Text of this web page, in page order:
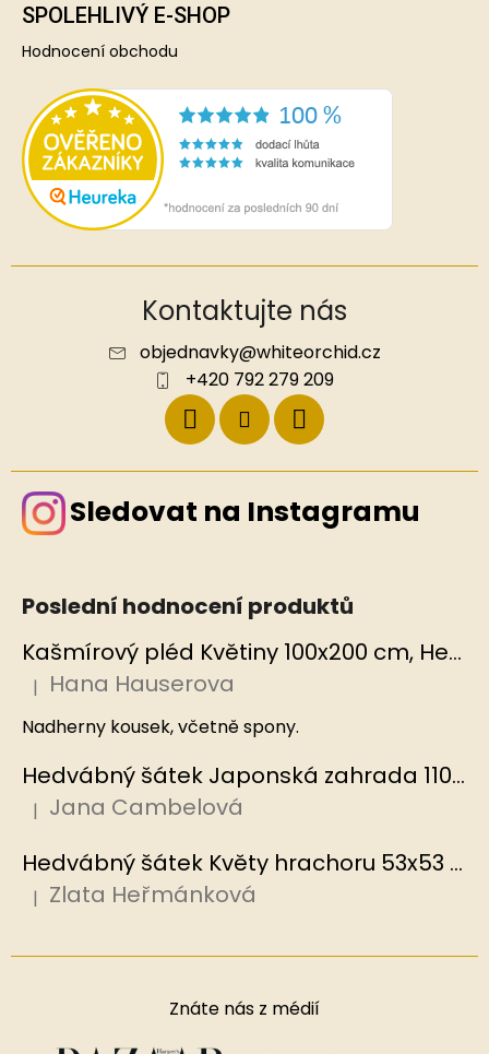
SPOLEHLIVÝ E-SHOP
Hodnocení obchodu
Kontaktujte nás
objednavky@whiteorchid.cz
+420 792 279 209
Sledovat na Instagramu
Poslední hodnocení produktů
Kašmírový pléd Květiny 100x200 cm, Hedvábný svět
Hodnocení produktu je 5 z 5 hvězdiček.
| Hana Hauserova
Nadherny kousek, včetně spony.
Hedvábný šátek Japonská zahrada 110x110 cm v dárkovém balení, HEDVÁBNÝ SVĚT
Hodnocení produktu je 5 z 5 hvězdiček.
| Jana Cambelová
Hedvábný šátek Květy hrachoru 53x53 cm v dárkovém balení, HEDVÁBNÝ SVĚT
Hodnocení produktu je 5 z 5 hvězdiček.
| Zlata Heřmánková
Znáte nás z médií